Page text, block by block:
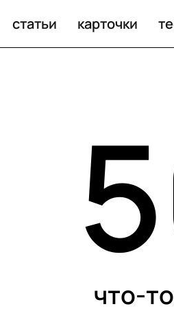
статьи карточки
что-